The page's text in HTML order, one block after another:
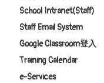
School Intranet(Staff)
Staff Email System
Google Classroom登入
Training Calendar
e-Services